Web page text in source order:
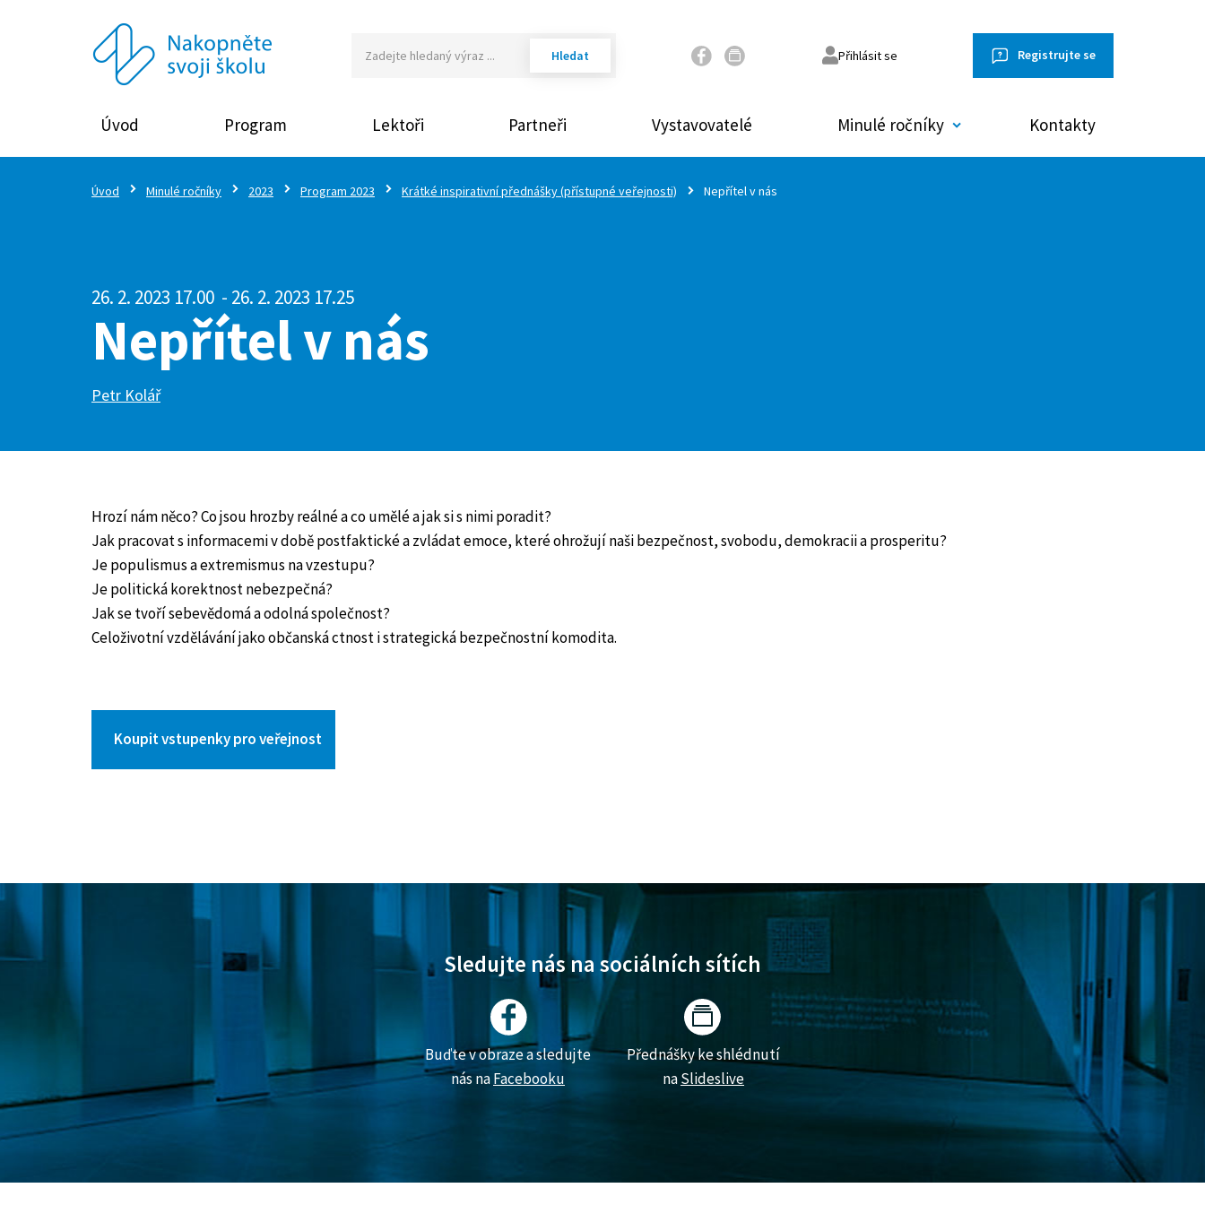
Přihlásit se Registrujte se
Úvod Program Lektoři Partneři Vystavovatelé Minulé ročníky Kontakty
Úvod Minulé ročníky 2023 Program 2023 Krátké inspirativní přednášky (přístupné veřejnosti) Nepřítel v nás
26. 2. 2023 17.00 - 26. 2. 2023 17.25
Nepřítel v nás
Petr Kolář
Hrozí nám něco?Co jsou hrozby reálné a co umělé a jak si s nimi poradit?
Jak pracovat s informacemi v době postfaktické a zvládat emoce, které ohrožují naši bezpečnost, svobodu, demokracii a prosperitu?
Je populismus a extremismus na vzestupu?
Je politická korektnost nebezpečná?
Jak se tvoří sebevědomá a odolná společnost?
Celoživotní vzdělávání jako občanská ctnost i strategická bezpečnostní komodita.
Koupit vstupenky pro veřejnost
Sledujte nás na sociálních sítích
Buďte v obraze a sledujte
nás naFacebooku
Přednášky ke shlédnutí
naSlideslive